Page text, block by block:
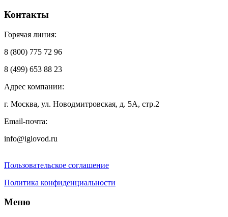
Контакты
Горячая линия:
8 (800) 775 72 96
8 (499) 653 88 23
Адрес компании:
г. Москва, ул. Новодмитровская, д. 5А, стр.2
Email-почта:
info@iglovod.ru
Пользовательское соглашение
Политика конфиденциальности
Меню